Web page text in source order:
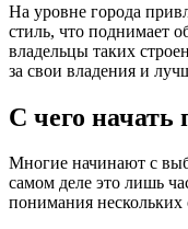
На уровне города
стиль, что поднимает
владельцы таких
за свои владения и
С чего начать
Многие начинают с
самом деле это лишь
понимания нескольких